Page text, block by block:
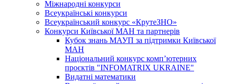
Міжнародні конкурси
Всеукраїнські конкурси
Всеукраїнський конкурс «КрутеЗНО»
Конкурси Київської МАН та партнерів
Кубок знань МАУП за підтримки Київської
МАН
Національний конкурс комп’ютерних
проєктів "INFOMATRIX UKRAINE"
Видатні математики